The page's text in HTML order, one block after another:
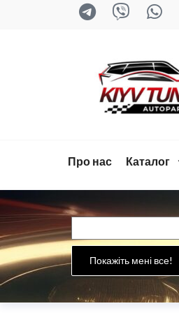
tuning.com
Про нас Каталог
Покажіть мені все!